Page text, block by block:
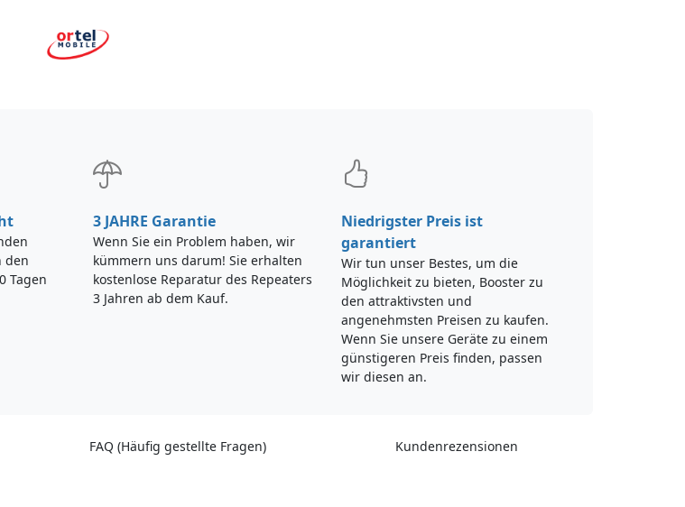
den
Tagen
3 JAHRE Garantie
Wenn Sie ein Problem haben, wir
kümmern uns darum! Sie erhalten
kostenlose Reparatur des Repeaters
3 Jahren ab dem Kauf.
Niedrigster Preis ist
garantiert
Wir tun unser Bestes, um die
Möglichkeit zu bieten, Booster zu
den attraktivsten und
angenehmsten Preisen zu kaufen.
Wenn Sie unsere Geräte zu einem
günstigeren Preis finden, passen
wir diesen an.
FAQ (Häufig gestellte Fragen) Kundenrezensionen